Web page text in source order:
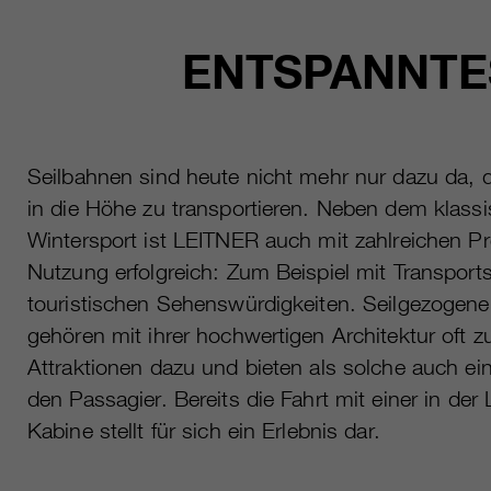
Seilbahnen sind heute nicht mehr nur dazu da,
in die Höhe zu transportieren. Neben dem
Wintersport ist LEITNER auch mit zahlreichen
Nutzung erfolgreich: Zum Beispiel mit
touristischen Sehenswürdigkeiten.
gehören mit ihrer hochwertigen Architektur oft
Attraktionen dazu und bieten als solche auch
den Passagier. Bereits die Fahrt mit einer in der
Kabine stellt für sich ein Erlebnis dar.